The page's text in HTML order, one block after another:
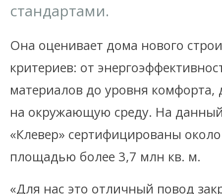
стандартами.
Она оценивает дома нового
критериев: от
материалов до уровня комфорта,
на окружающую среду. На
«Клевер» сертифицированы
площадью более 3,7 млн кв. м.
«Для нас это отличный повод